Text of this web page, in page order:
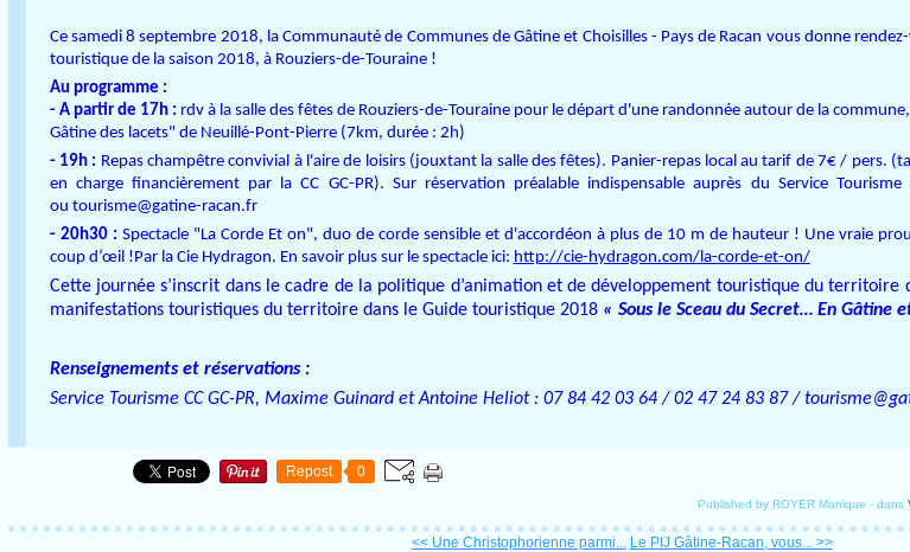
Ce samedi 8 septembre 2018, la Communauté de Communes de Gâtine et Choisilles - Pays de Racan vous donne
touristique de la saison 2018, à Rouziers-de-Touraine !
Au programme :
- A partir de 17h : rdv à la salle des fêtes de Rouziers-de-Touraine pour le départ d'une randonnée autour de la
Gâtine des lacets" de Neuillé-Pont-Pierre (7km, durée : 2h)
- 19h : Repas champêtre convivial à l'aire de loisirs (jouxtant la salle des fêtes). Panier-repas local au tarif de 7€ / pers.
en charge financièrement par la CC GC-PR). Sur réservation préalable indispensable auprès du Service
ou tourisme@gatine-racan.fr
- 20h30 : Spectacle "La Corde Et on", duo de corde sensible et d'accordéon à plus de 10 m de hauteur ! Une vraie
coup d’œil !Par la Cie Hydragon. En savoir plus sur le spectacle ici: http://cie-hydragon.com/la-corde-et-on/
Cette journée s’inscrit dans le cadre de la politique d’animation et de développement touristique du territoire
manifestations touristiques du territoire dans le Guide touristique 2018 « Sous le Sceau du Secret… En Gâtine
Renseignements et réservations :
Service Tourisme CC GC-PR, Maxime Guinard et Antoine Heliot : 07 84 42 03 64 / 02 47 24 83 87 /
Repost 0
Published by ROYER Monique -dans
<< Une Christophorienne parmi... Le PIJ Gâtine-Racan, vous... >>